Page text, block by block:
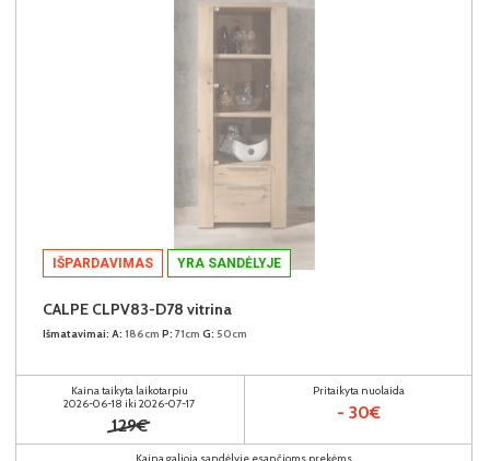
IŠPARDAVIMAS YRA SANDĖLYJE
CALPE CLPV83-D78 vitrina
Išmatavimai: A: 186cm P: 71cm G: 50cm
Kaina taikyta laikotarpiu
2026-06-18 iki 2026-07-17
129€
Pritaikyta nuolaida
- 30€
Kaina galioja sandėlyje esančioms prekėms